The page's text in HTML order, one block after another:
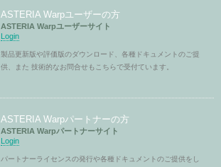
ASTERIA Warpユーザーの方
ASTERIA Warpユーザーサイト
Login
製品更新版や評価版のダウンロード、各種ドキュメントのご提
供、また 技術的なお問合せもこちらで受付ています。
ASTERIA Warpパートナーの方
ASTERIA Warpパートナーサイト
Login
パートナーライセンスの発行や各種ドキュメントのご提供をし